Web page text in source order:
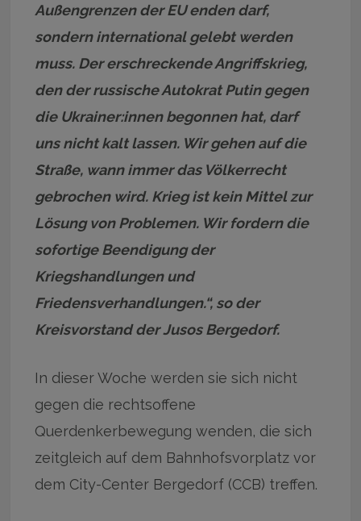
Außengrenzen der EU enden darf,
sondern international gelebt werden
muss. Der erschreckende Angriffskrieg,
den der russische Autokrat Putin gegen
die Ukrainer:innen begonnen hat, darf
uns nicht kalt lassen. Wir gehen auf die
Straße, wann immer das Völkerrecht
gebrochen wird. Krieg ist kein Mittel zur
Lösung von Problemen. Wir fordern die
sofortige Beendigung der
Kriegshandlungen und
Friedensverhandlungen.“, so der
Kreisvorstand der Jusos Bergedorf.
In dieser Woche werden sie sich nicht
gegen die rechtsoffene
Querdenkerbewegung wenden, die sich
zeitgleich auf dem Bahnhofsvorplatz vor
dem City-Center Bergedorf (CCB) treffen.